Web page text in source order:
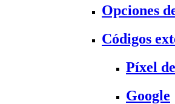
Opciones
Códigos
Píxel
Google